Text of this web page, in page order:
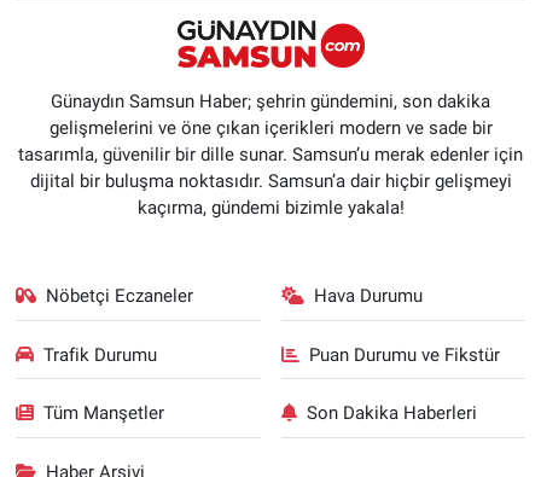
Günaydın Samsun Haber; şehrin gündemini, son dakika
gelişmelerini ve öne çıkan içerikleri modern ve sade bir
tasarımla, güvenilir bir dille sunar. Samsun’u merak edenler için
dijital bir buluşma noktasıdır. Samsun’a dair hiçbir gelişmeyi
kaçırma, gündemi bizimle yakala!
Nöbetçi Eczaneler Hava Durumu
Trafik Durumu Puan Durumu ve Fikstür
Tüm Manşetler Son Dakika Haberleri
Haber Arşivi